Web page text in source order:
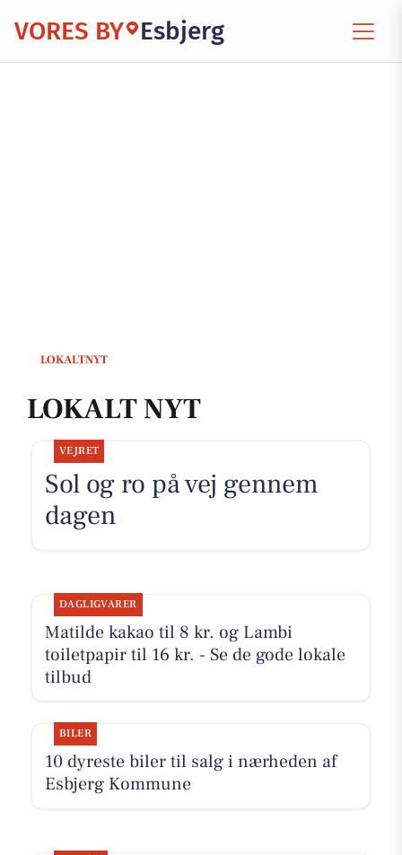
VORES BY Esbjerg
LOKALTNYT
LOKALT NYT
VEJRET
Sol og ro på vej gennem
dagen
DAGLIGVARER
Matilde kakao til 8 kr. og Lambi
toiletpapir til 16 kr. - Se de gode lokale
tilbud
BILER
10 dyreste biler til salg i nærheden af
Esbjerg Kommune